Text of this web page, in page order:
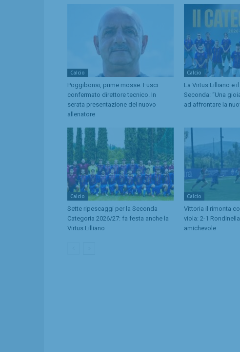
Calcio
Poggibonsi, prime mosse: Fusci
confermato direttore tecnico. In
serata presentazione del nuovo
allenatore
Calcio
La Virtus Lilliano e
Seconda: “Una
ad affrontare la
Calcio
Sette ripescaggi per la Seconda
Categoria 2026/27: fa festa anche la
Virtus Lilliano
Calcio
Vittoria il rimonta
viola: 2-1
amichevole